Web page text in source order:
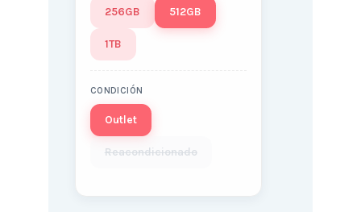
256GB 512GB
1TB
CONDICIÓN
Outlet
Reacondicionado